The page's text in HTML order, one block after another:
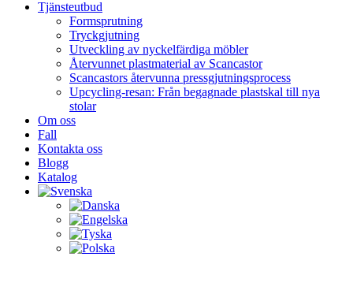
Tjänsteutbud
Formsprutning
Tryckgjutning
Utveckling av nyckelfärdiga möbler
Återvunnet plastmaterial av Scancastor
Scancastors återvunna pressgjutningsprocess
Upcycling-resan: Från begagnade plastskal till nya
stolar
Om oss
Fall
Kontakta oss
Blogg
Katalog